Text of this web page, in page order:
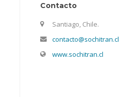
Contacto
Santiago, Chile.
contacto@sochitran.cl
www.sochitran.cl